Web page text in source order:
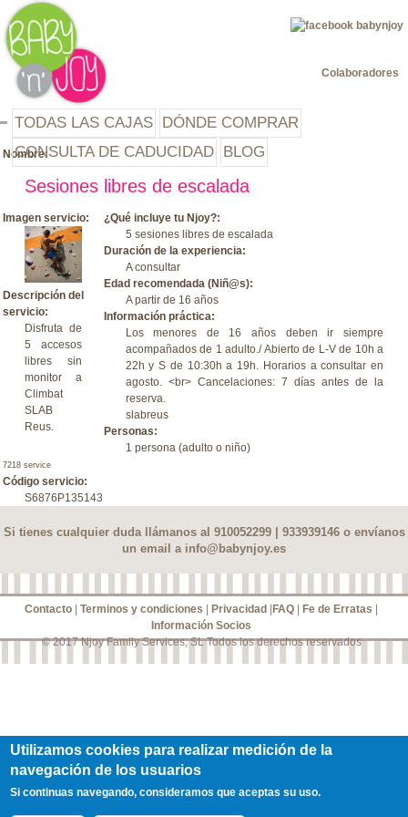
TODAS LAS CAJAS DÓNDE COMPRAR
CONSULTA DE CADUCIDAD BLOG
Colaboradores
Nombre:
Sesiones libres de escalada
Imagen servicio:
Descripción del
servicio:
Disfruta de
5 accesos
libres sin
monitor a
Climbat
SLAB
Reus.
¿Qué incluye tu Njoy?:
5 sesiones libres de escalada
Duración de la experiencia:
A consultar
Edad recomendada (Niñ@s):
A partir de 16 años
Información práctica:
Los menores de 16 años deben ir siempre
acompañados de 1 adulto./ Abierto de L-V de 10h a
22h y S de 10:30h a 19h. Horarios a consultar en
agosto. <br> Cancelaciones: 7 días antes de la
reserva.
slabreus
Personas:
1 persona (adulto o niño)
7218 service
Código servicio:
S6876P135143
Si tienes cualquier duda llámanos al 910052299 | 933939146 o envíanos
un email a info@babynjoy.es
Contacto | Terminos y condiciones | Privacidad |FAQ | Fe de Erratas |
Información Socios
© 2017 Njoy Family Services, SL Todos los derechos reservados
Utilizamos cookies para realizar medición de la
navegación de los usuarios
Si continuas navegando, consideramos que aceptas su uso.